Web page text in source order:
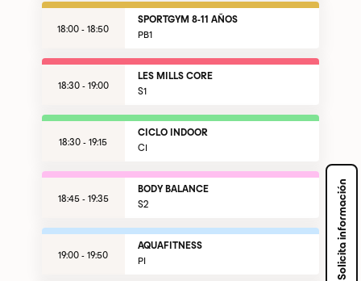
18:00 - 18:50
SPORTGYM 8-11 AÑOS
PB1
18:30 - 19:00
LES MILLS CORE
S1
18:30 - 19:15
CICLO INDOOR
CI
18:45 - 19:35
BODY BALANCE
S2
19:00 - 19:50
AQUAFITNESS
PI
Solicita información